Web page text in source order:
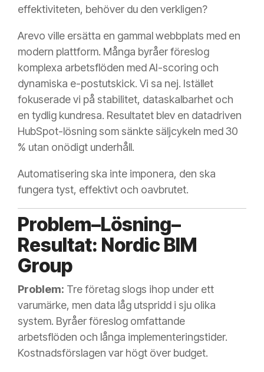
effektiviteten, behöver du den verkligen?
Arevo ville ersätta en gammal webbplats med en
modern plattform. Många byråer föreslog
komplexa arbetsflöden med AI-scoring och
dynamiska e-postutskick. Vi sa nej. Istället
fokuserade vi på stabilitet, dataskalbarhet och
en tydlig kundresa. Resultatet blev en datadriven
HubSpot-lösning som sänkte säljcykeln med 30
% utan onödigt underhåll.
Automatisering ska inte imponera, den ska
fungera tyst, effektivt och oavbrutet.
Problem–Lösning–
Resultat: Nordic BIM
Group
Problem: Tre företag slogs ihop under ett
varumärke, men data låg utspridd i sju olika
system. Byråer föreslog omfattande
arbetsflöden och långa implementeringstider.
Kostnadsförslagen var högt över budget.